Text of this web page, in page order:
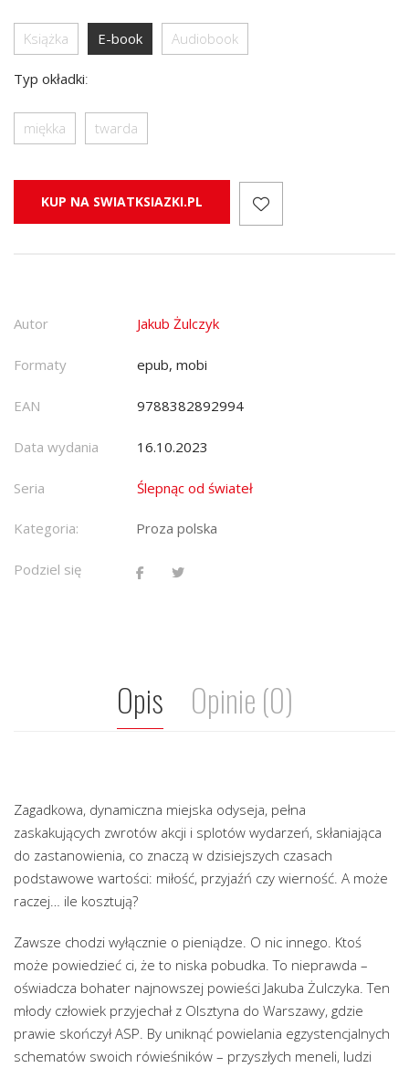
Książka E-book Audiobook
Typ okładki:
miękka twarda
KUP NA SWIATKSIAZKI.PL
Autor Jakub Żulczyk
Formaty epub, mobi
EAN 9788382892994
Data wydania 16.10.2023
Seria Ślepnąc od świateł
Kategoria: Proza polska
Podziel się
Opis Opinie (0)
Zagadkowa, dynamiczna miejska odyseja, pełna
zaskakujących zwrotów akcji i splotów wydarzeń, skłaniająca
do zastanowienia, co znaczą w dzisiejszych czasach
podstawowe wartości: miłość, przyjaźń czy wierność. A może
raczej… ile kosztują?
Zawsze chodzi wyłącznie o pieniądze. O nic innego. Ktoś
może powiedzieć ci, że to niska pobudka. To nieprawda –
oświadcza bohater najnowszej powieści Jakuba Żulczyka. Ten
młody człowiek przyjechał z Olsztyna do Warszawy, gdzie
prawie skończył ASP. By uniknąć powielania egzystencjalnych
schematów swoich rówieśników – przyszłych meneli, ludzi